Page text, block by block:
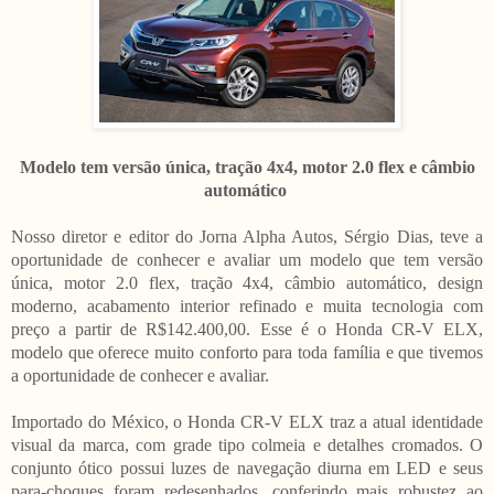
Modelo tem versão única, tração 4x4, motor 2.0 flex e câmbio
automático
Nosso diretor e editor do Jorna Alpha Autos, Sérgio Dias, teve a
oportunidade de conhecer e avaliar um modelo que tem versão
única, motor 2.0 flex, tração 4x4, câmbio automático, design
moderno, acabamento interior refinado e muita tecnologia com
preço a partir de R$142.400,00. Esse é o Honda CR-V ELX,
modelo que oferece muito conforto para toda família e que tivemos
a oportunidade de conhecer e avaliar.
Importado do México, o Honda CR-V ELX traz a atual identidade
visual da marca, com grade tipo colmeia e detalhes cromados. O
conjunto ótico possui luzes de navegação diurna em LED e seus